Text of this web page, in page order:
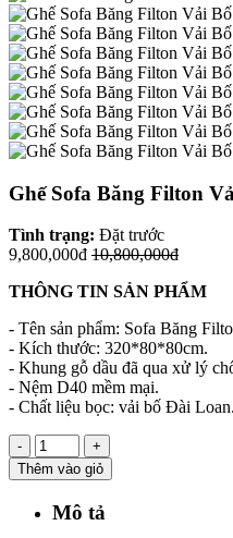
Ghế Sofa Băng Filton
Tình trạng: Đặt trước
9,800,000đ 10,800,000đ
THÔNG TIN SẢN PHẨM
- Tên sản phẩm: Sofa Băng
- Kích thước: 320*80*80cm.
- Khung gỗ dầu đã qua xử lý
- Nệm D40 mềm mại.
- Chất liệu bọc: vải bố Đài Loan.
-
+
Thêm vào giỏ
Mô tả